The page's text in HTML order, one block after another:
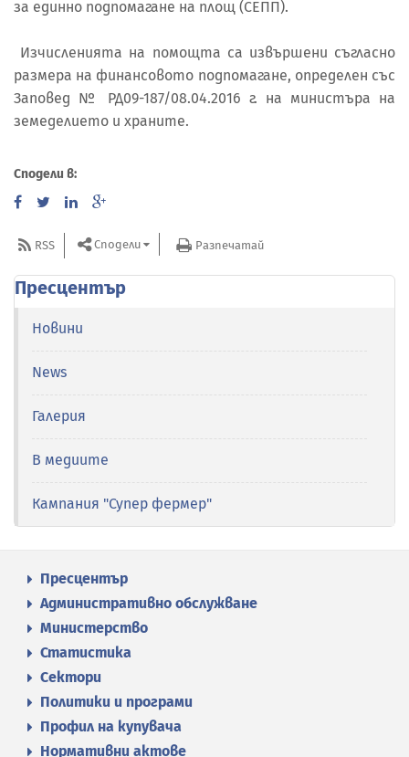
за единно подпомагане на площ (СЕПП).
Изчисленията на помощта са извършени съгласно
размера на финансовото подпомагане, определен със
Заповед № РД09-187/08.04.2016 г. на министъра на
земеделието и храните.
Сподели в:
RSS Сподели Разпечатай
Пресцентър
Новини
News
Галерия
В медиите
Кампания "Супер фермер"
Пресцентър
Административно обслужване
Министерство
Статистика
Сектори
Политики и програми
Профил на купувача
Нормативни актове